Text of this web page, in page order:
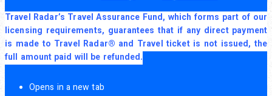
Travel Radar’s Travel Assurance Fund, which forms part of our
licensing requirements, guarantees that if any direct payment
is made to Travel Radar® and Travel ticket is not issued, the
full amount paid will be refunded.
Opens in a new tab